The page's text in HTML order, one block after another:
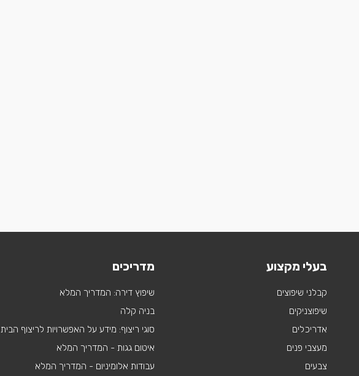
בעלי מקצוע
קבלני שיפוצים
שיפוצניקים
אדריכלים
מעצבי פנים
צבעים
מדריכים
שיפוץ דירה: המדריך המלא
בניה קלה
סוגי ריצוף: מידע על האפשרויות לריצוף הבית
איטום גגות - המדריך המלא
עבודות אלומיניום - המדריך המלא